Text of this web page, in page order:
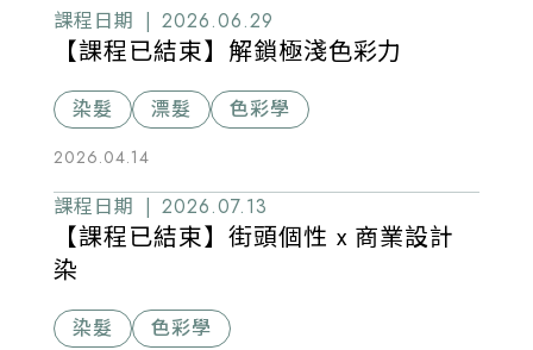
課程日期 | 2026.06.29
【課程已結束】解鎖極淺色彩力
染髮 漂髮 色彩學
2026.04.14
課程日期 | 2026.07.13
【課程已結束】街頭個性 x 商業設計
染
染髮 色彩學